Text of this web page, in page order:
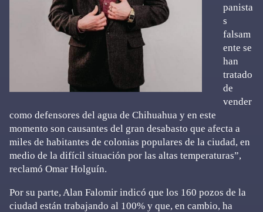
panista
s
falsam
ente se
han
tratado
de
vender
como defensores del agua de Chihuahua y en este
momento son causantes del gran desabasto que afecta a
miles de habitantes de colonias populares de la ciudad, en
medio de la difícil situación por las altas temperaturas”,
reclamó Omar Holguín.
Por su parte, Alan Falomir indicó que los 160 pozos de la
ciudad están trabajando al 100% y que, en cambio, ha